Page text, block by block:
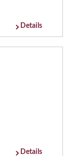
Details
Details